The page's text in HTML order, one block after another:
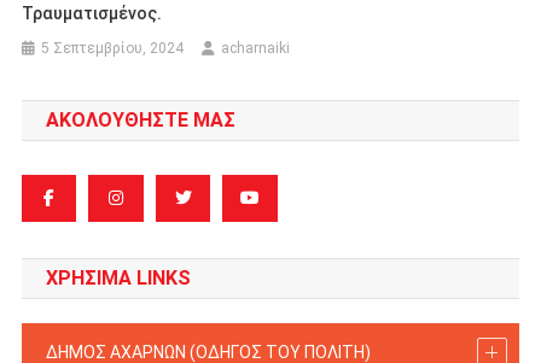
Τραυματισμένος.
5 Σεπτεμβρίου, 2024 acharnaiki
ΑΚΟΛΟΥΘΗΣΤΕ ΜΑΣ
ΧΡΗΣΙΜΑ LINKS
ΔΗΜΟΣ ΑΧΑΡΝΩΝ (ΟΔΗΓΟΣ TOY ΠΟΛΙΤΗ)